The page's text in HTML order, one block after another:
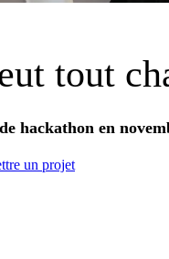
tout
hackathon en
un projet